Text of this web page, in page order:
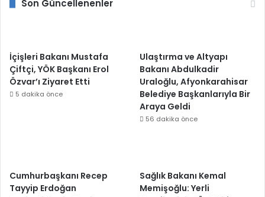
Son Güncellenenler
İçişleri Bakanı Mustafa
Çiftçi, YÖK Başkanı Erol
Özvar’ı Ziyaret Etti
5 dakika önce
Ulaştırma ve Altyapı
Bakanı Abdulkadir
Uraloğlu, Afyonkarahisar
Belediye Başkanlarıyla Bir
Araya Geldi
56 dakika önce
Cumhurbaşkanı Recep
Tayyip Erdoğan
Sağlık Bakanı Kemal
Memişoğlu: Yerli